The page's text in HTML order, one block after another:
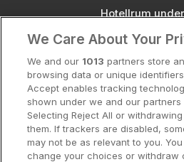
Hotellrum
Spahotell
Om
Nya hotell
We Care About Your
We and our 1013 partners store
browsing data or unique
Accept enables tracking
shown under we and our
Selecting Reject All or
them. If trackers are disabled,
may not be as relevant to you.
change your choices or withdraw